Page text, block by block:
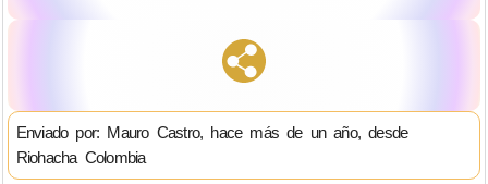
Enviado por: Mauro Castro, hace más de un año, desde
Riohacha Colombia